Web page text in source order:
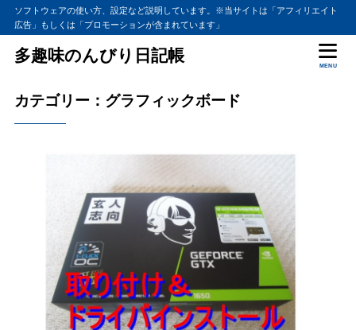
ソフトウェアの使い方、設定など説明しています。※当サイトは「アフィリエイト
広告」もしくは「プロモーションが含まれています」
多趣味のんびり日記帳
MENU
カテゴリー：グラフィックボード